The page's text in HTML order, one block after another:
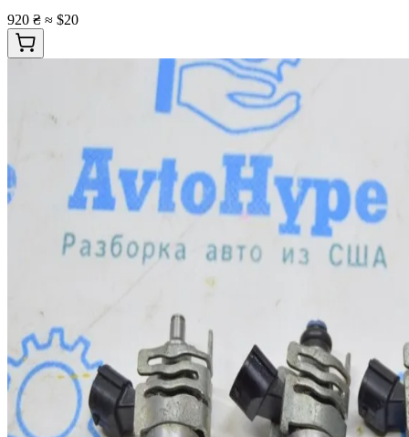
920 ₴ ≈ $20